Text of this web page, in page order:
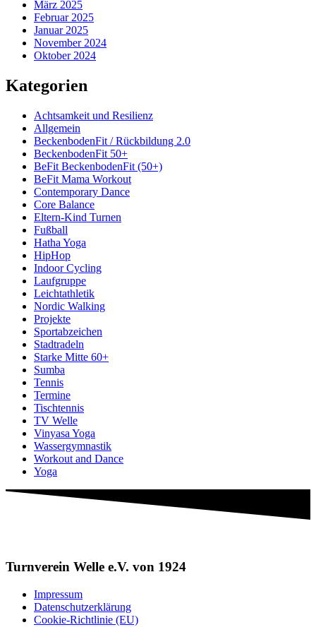
März 2025
Februar 2025
Januar 2025
November 2024
Oktober 2024
Kategorien
Achtsamkeit und Resilienz
Allgemein
BeckenbodenFit / Rückbildung 2.0
BeckenbodenFit 50+
BeFit BeckenbodenFit (50+)
BeFit Mama Workout
Contemporary Dance
Core Balance
Eltern-Kind Turnen
Fußball
Hatha Yoga
HipHop
Indoor Cycling
Laufgruppe
Leichtathletik
Nordic Walking
Projekte
Sportabzeichen
Stadtradeln
Starke Mitte 60+
Sumba
Tennis
Termine
Tischtennis
TV Welle
Vinyasa Yoga
Wassergymnastik
Workout and Dance
Yoga
Turnverein Welle e.V. von 1924
Impressum
Datenschutzerklärung
Cookie-Richtlinie (EU)